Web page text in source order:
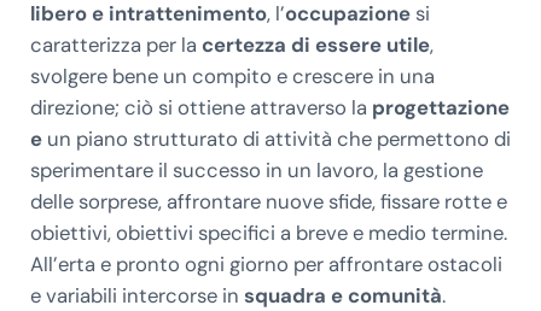
libero e intrattenimento, l’occupazionesi
caratterizza per la certezza di essere utile,
svolgere bene un compito e crescere in una
direzione; ciò si ottiene attraverso la progettazione
eun piano strutturato di attività che permettono di
sperimentare il successo in un lavoro, la gestione
delle sorprese, affrontare nuove sfide, fissare rotte e
obiettivi, obiettivi specifici a breve e medio termine.
All’erta e pronto ogni giorno per affrontare ostacoli
e variabili intercorse in squadra e comunità.